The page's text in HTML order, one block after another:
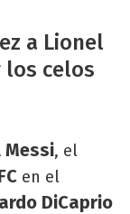
a Lionel
los celos
Messi, el
en el
DiCaprio